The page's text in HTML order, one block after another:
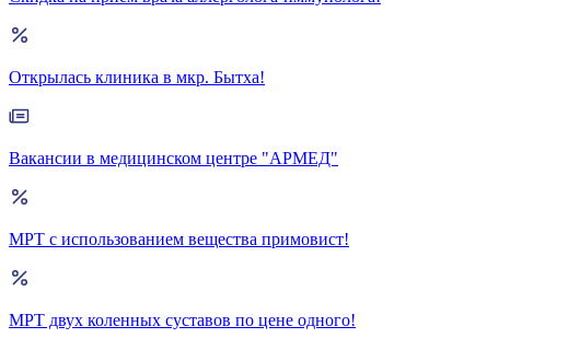
Открылась клиника в мкр. Бытха!
Вакансии в медицинском центре "АРМЕД"
МРТ с использованием вещества примовист!
МРТ двух коленных суставов по цене одного!